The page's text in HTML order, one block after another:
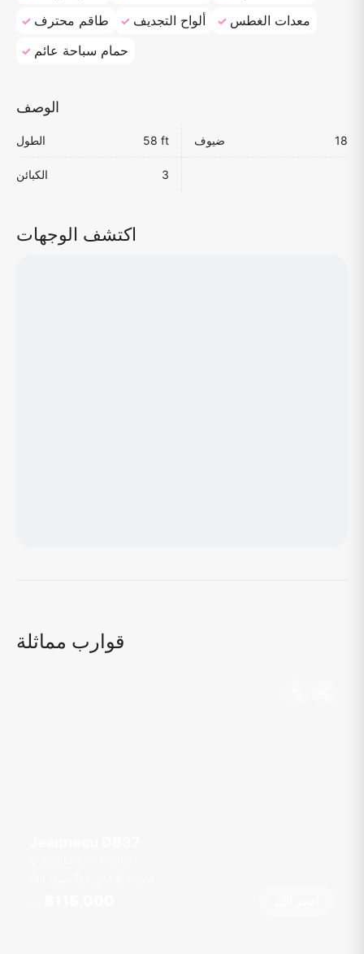
طاقم محترف
ألواح التجديف
معدات الغطس
حمام سباحة عائم
الوصف
الطول 58 ft ضيوف 18
الكبائن 3
اكتشف الوجهات
قوارب مماثلة